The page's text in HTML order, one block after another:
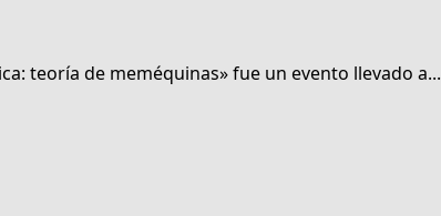
teoría de meméquinas» fue un evento llevado a...